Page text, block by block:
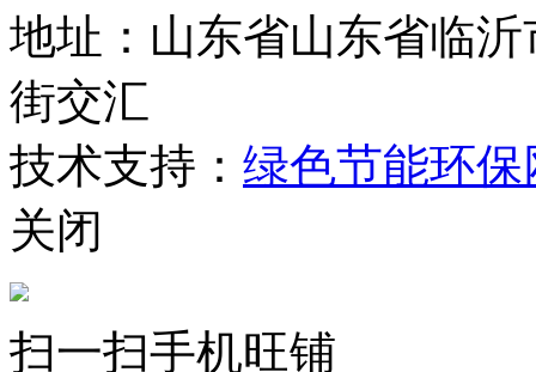
地址：山东省山东省临
街交汇
技术支持： 绿色节能环保
关闭
扫一扫手机旺铺